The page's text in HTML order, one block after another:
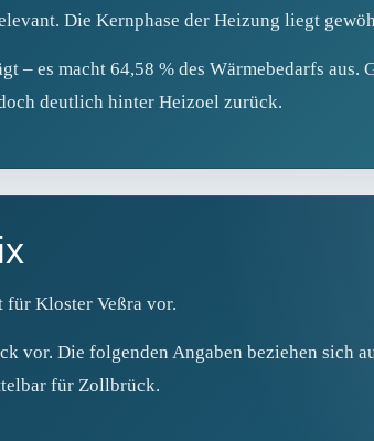
Die Kernphase der Heizung liegt
– es macht 64,58 % des Wärmebedarfs aus.
deutlich hinter Heizoel zurück.
Kloster Veßra vor.
vor. Die folgenden Angaben beziehen sich
für Zollbrück.